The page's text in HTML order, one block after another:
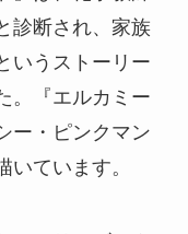
診断され、家族
いうストーリー
。『エルカミー
ー・ピンクマン
いています。